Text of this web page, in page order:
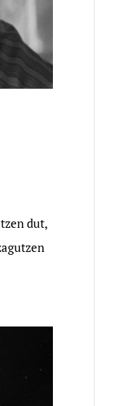
dut,